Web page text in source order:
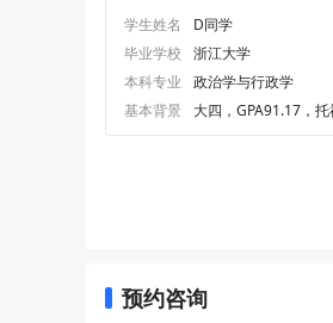
学生姓名
D同学
毕业学校
浙江大学
本科专业
政治学与行政学
基本背景
大四，GPA91.17，
预约咨询